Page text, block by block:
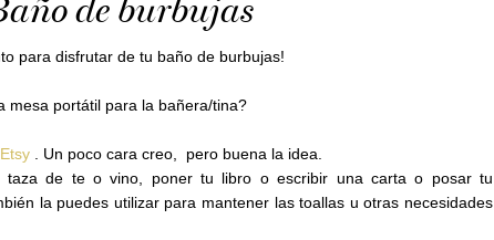
de burbujas
para disfrutar de tu baño de burbujas!
mesa portátil para la bañera/tina?
Etsy . Un poco cara creo, pero buena la idea.
de te o vino, poner tu libro o escribir una carta o posar tu
la puedes utilizar para mantener las toallas u otras necesidades